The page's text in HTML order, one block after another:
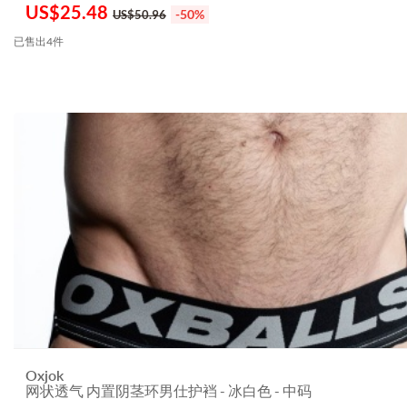
US$25.48 US$50.96 -50%
已售出4件
Oxjok
网状透气 内置阴茎环男仕护裆 - 冰白色 - 中码